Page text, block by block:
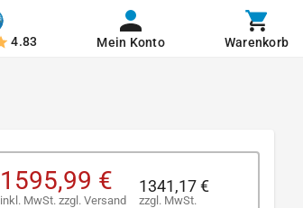
4.83 Mein Konto Warenkorb
1595,99 €
inkl. MwSt. zzgl. Versand
1341,17 €
zzgl. MwSt.